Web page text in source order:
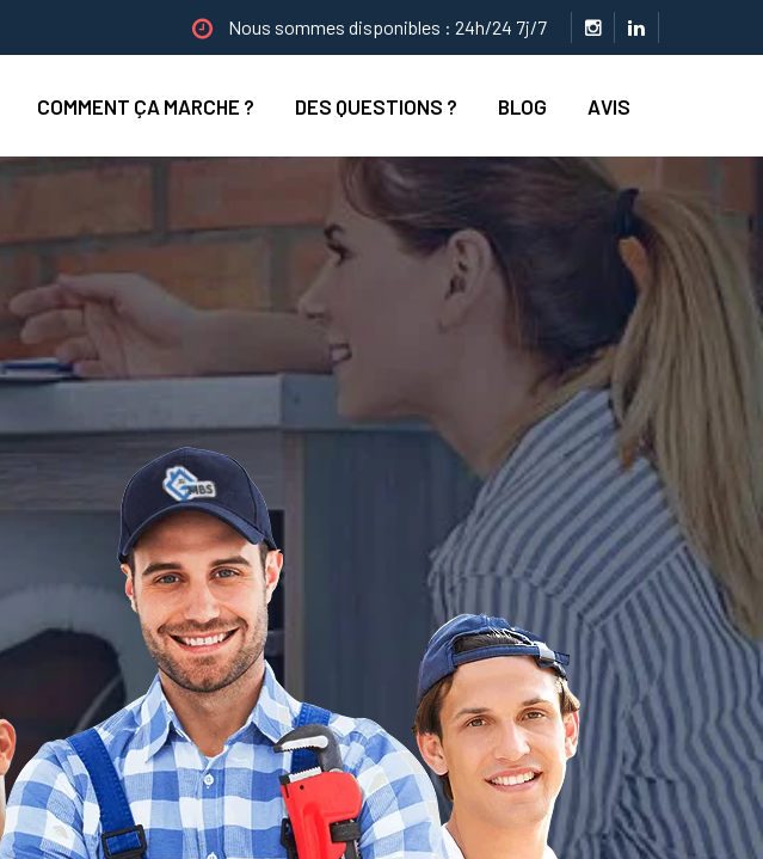
Nous sommes disponibles : 24h/24 7j/7
COMMENT ÇA MARCHE ? DES QUESTIONS ? BLOG AVIS